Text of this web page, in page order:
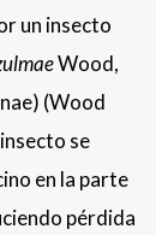
un insecto
Wood,
(Wood
se
en la parte
pérdida